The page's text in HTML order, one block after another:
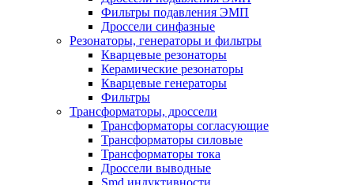
Фильтры подавления ЭМП
Дроссели синфазные
Резонаторы, генераторы и фильтры
Кварцевые резонаторы
Керамические резонаторы
Кварцевые генераторы
Фильтры
Трансформаторы, дроссели
Трансформаторы согласующие
Трансформаторы силовые
Трансформаторы тока
Дроссели выводные
Smd индуктивности